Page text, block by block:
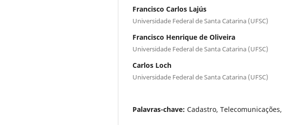
Francisco Carlos Lajús
Universidade Federal de Santa Catarina (UFSC)
Francisco Henrique de Oliveira
Universidade Federal de Santa Catarina (UFSC)
Carlos Loch
Universidade Federal de Santa Catarina (UFSC)
Palavras-chave: Cadastro,